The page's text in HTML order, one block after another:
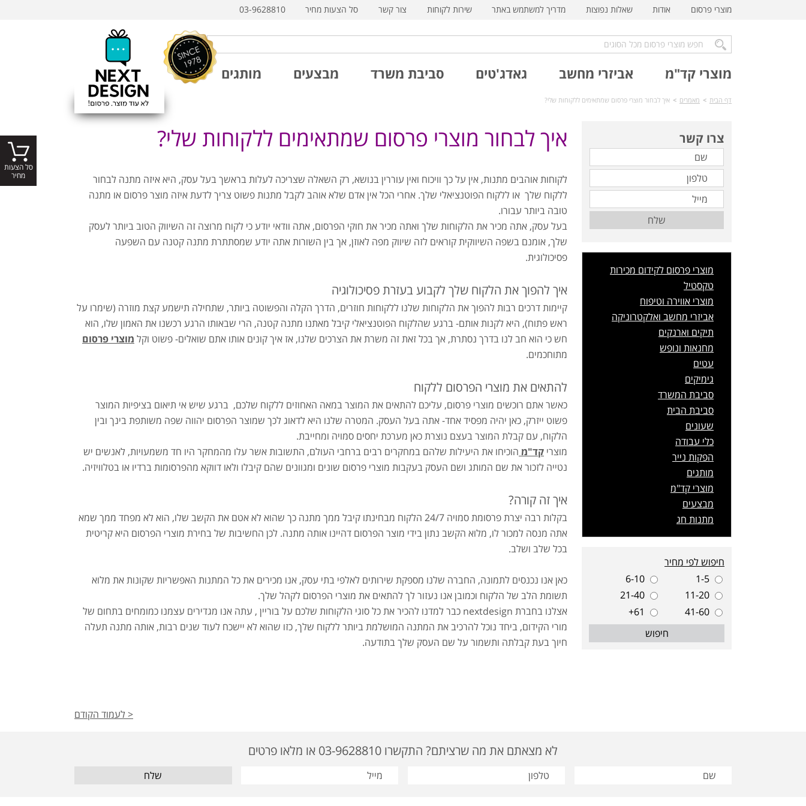
מוצרי פרסום אודות שאלות נפוצות מדריך למשתמש באתר שירות לקוחות צור קשר סל הצעות מחיר 03-9628810
מוצרי קד"מ אביזרי מחשב גאדג'טים סביבת משרד מבצעים מותגים
דף הבית > מאמרים > איך לבחור מוצרי פרסום שמתאימים ללקוחות שלי?
איך לבחור מוצרי פרסום שמתאימים ללקוחות שלי?
לקוחות אוהבים מתנות, אין על כך וויכוח ואין עוררין בנושא, רק השאלה שצריכה לעלות בראשך בעל עסק, היא איזה מתנה לבחור
ללקוח שלך או ללקוח הפוטנציאלי שלך. אחרי הכל אין אדם שלא אוהב לקבל מתנות פשוט צריך לדעת איזה מוצר פרסום או מתנה
טובה ביותר עבורו.
בעל עסק, אתה מכיר את הלקוחות שלך ואתה מכיר את חוקי הפרסום, אתה וודאי יודע כי לקוח מרוצה זה השיווק הטוב ביותר לעסק
שלך, אומנם בשפה השיווקית קוראים לזה שיווק מפה לאוזן, אך בין השורות אתה יודע שמסתתרת מתנה קטנה עם השפעה
פסיכולוגית.
איך להפוך את הלקוח שלך לקבוע בעזרת פסיכולוגיה
קיימות דרכים רבות להפוך את הלקוחות שלנו ללקוחות חוזרים, הדרך הקלה והפשוטה ביותר, שתחילה תישמע קצת מוזרה (שימרו על
ראש פתוח), היא לקנות אותם- ברגע שהלקוח הפוטנציאלי קיבל מאתנו מתנה קטנה, הרי שבאותו הרגע רכשנו את האמון שלו, הוא
חש כי הוא חב לנו בדרך נסתרת, אך בכל זאת זה משרת את הצרכים שלנו, אז איך קונים אותו אתם שואלים- פשוט וקל מוצרי פרסום
מתוחכמים.
להתאים את מוצרי הפרסום ללקוח
כאשר אתם רוכשים מוצרי פרסום, עליכם להתאים את המוצר במאה האחוזים ללקוח שלכם, ברגע שיש אי תיאום בציפיות המוצר
פשוט ייזרק, כאן יהיה מפסיד אחד- אתה בעל העסק. המטרה שלנו היא לדאוג לכך שמוצר הפרסום יהווה שפה משותפת בינך ובין
הלקוח, עם קבלת המוצר בעצם נוצרת כאן מערכת יחסים סמויה ומחייבת.
מוצרי קד"מ הוכיחו את היעילות שלהם במחקרים רבים ברחבי העולם, התשובות אשר עלו מהמחקר היו חד משמעויות, לאנשים יש
נטייה לזכור את שם המותג ושם העסק בעקבות מוצרי פרסום שונים ומגוונים שהם קיבלו ולאו דווקא מהפרסומות ברדיו או בטלוויזיה.
איך זה קורה?
בקלות רבה יצרת פרסומת סמויה 24/7 הלקוח מבחינתו קיבל ממך מתנה כך שהוא לא אטם את הקשב שלו, הוא לא מפחד ממך שמא
אתה מנסה למכור לו, מלוא הקשב נתון בידי מוצר הפרסום דהיינו אותה מתנה. לכן החשיבות של בחירת מוצרי הפרסום היא קריטית
בכל שלב ושלב.
כאן אנו נכנסים לתמונה, החברה שלנו מספקת שירותים לאלפי בתי עסק, אנו מכירים את כל המתנות האפשריות שקונות את מלוא
תשומת הלב של הלקוח וכמובן אנו נעזור לך להתאים את מוצרי הפרסום לקהל שלך.
אצלנו בחברת nextdesign כבר למדנו להכיר את כל סוגי הלקוחות שלכם על בוריין , עתה אנו מגדירים עצמנו כמומחים בתחום של
מורי הקידום, ביחד נוכל להרכיב את המתנה המושלמת ביותר ללקוח שלך, כזו שהוא לא יישכח לעוד שנים רבות, אותה מתנה תעלה
חיוך בעת קבלתה ותשמור על שם העסק שלך בתודעה.
< לעמוד הקודם
צרו קשר
שלח
מוצרי פרסום לקידום מכירות
טקסטיל
מוצרי אווירה וטיפוח
אביזרי מחשב ואלקטרוניקה
תיקים וארנקים
מחנאות ונופש
עטים
גימיקים
סביבת המשרד
סביבת הבית
שעונים
כלי עבודה
הפקות נייר
מותגים
מוצרי קד"מ
מבצעים
מתנות חג
חיפוש לפי מחיר
1-5
6-10
11-20
21-40
41-60
61+
חיפוש
לא מצאתם את מה שרציתם? התקשרו 03-9628810 או מלאו פרטים
שלח
סל הצעות
מחיר